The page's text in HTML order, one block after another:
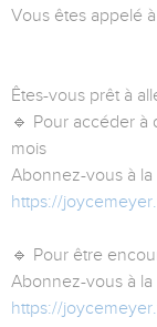
Vous êtes appelé
Êtes-vous prêt à
🔹 Pour accéder à
mois
Abonnez-vous à
https://
🔹 Pour être
Abonnez-vous à
https://